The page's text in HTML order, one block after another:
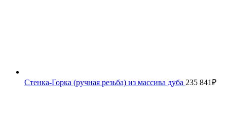
Стенка-Горка (ручная резьба) из массива дуба 235 841₽